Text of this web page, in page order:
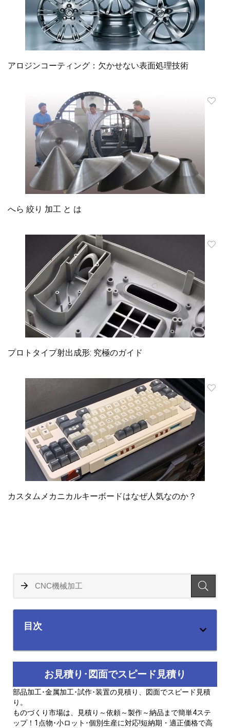
アロジンコーティング：欠かせない表面処理技術
へら 絞り 加工 と は
プロトタイプ射出成形: 究極のガイド
カスタムメカニカルキーボードはなぜ人気なのか？
目次
お見積り･図面でスピード見積り
部品加工･金属加工･試作･装置の見積り、図面でスピード見積
り。
ものづくり市場は、見積り～依頼～製作～納品まで簡単4ステ
ップ！1点物･小ロット･個別生産に対応!短納期・適正価格で高